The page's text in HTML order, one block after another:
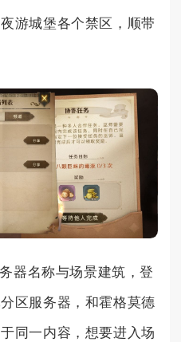
游城堡各个禁区，顺带
器名称与场景建筑，登
区服务器，和霍格莫德
同一内容，想要进入场